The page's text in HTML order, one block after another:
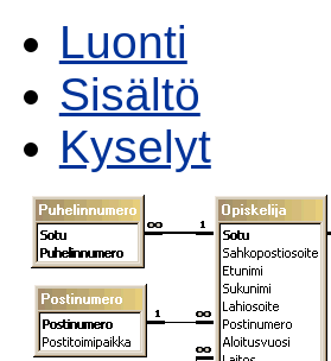
Luonti
Sisältö
Kyselyt